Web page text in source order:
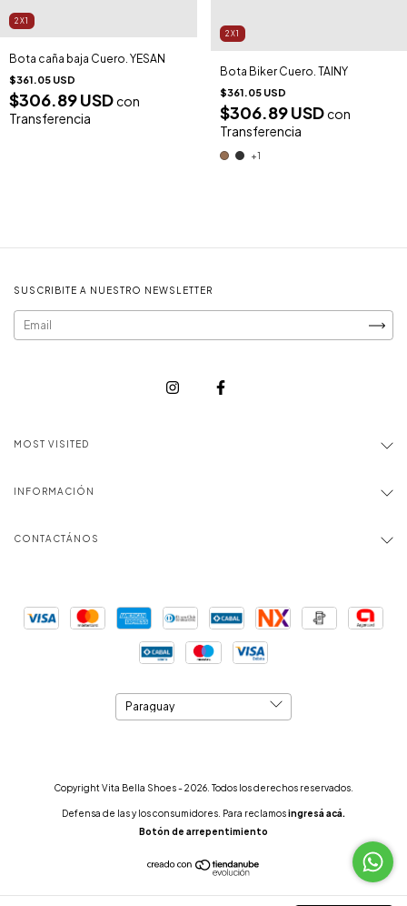
2X1
Bota caña baja Cuero. YESAN
$361.05 USD
$306.89 USDcon
Transferencia
2X1
Bota Biker Cuero. TAINY
$361.05 USD
$306.89 USDcon
Transferencia
+1
SUSCRIBITE A NUESTRO NEWSLETTER
MOST VISITED
INFORMACIÓN
CONTACTÁNOS
Copyright Vita Bella Shoes - 2026. Todos los derechos reservados.
Defensa de las y los consumidores. Para reclamosingresá acá.
Botón de arrepentimiento